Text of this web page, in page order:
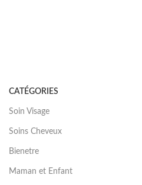
CATÉGORIES
Soin Visage
Soins Cheveux
Bienetre
Maman et Enfant